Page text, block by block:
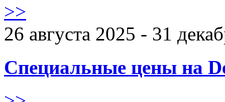
>>
26 августа 2025 - 31
Специальные цены на